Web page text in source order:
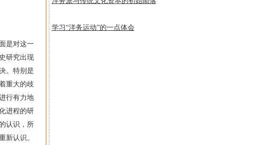
是对这一
研究出现
。特别是
重大的歧
行有力地
进程的研
认识，所
新认识。
学习“洋务运动”的一点体会